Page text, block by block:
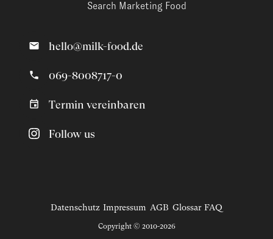
Search Marketing Food
hello@milk-food.de
069-8008717-0
Termin vereinbaren
Follow us
Datenschutz Impressum AGB Glossar FAQ
Copyright © 2010-2026